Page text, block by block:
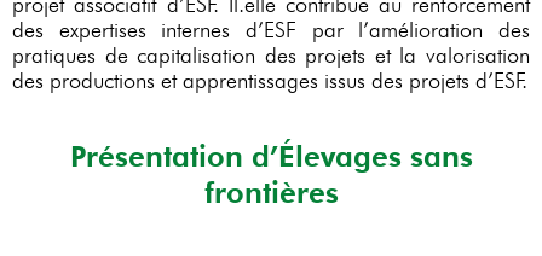
des expertises internes d’ESF par l’amélioration des
pratiques de capitalisation des projets et la valorisation
des productions et apprentissages issus des projets d’ESF.
Présentation d’Élevages sans
frontières